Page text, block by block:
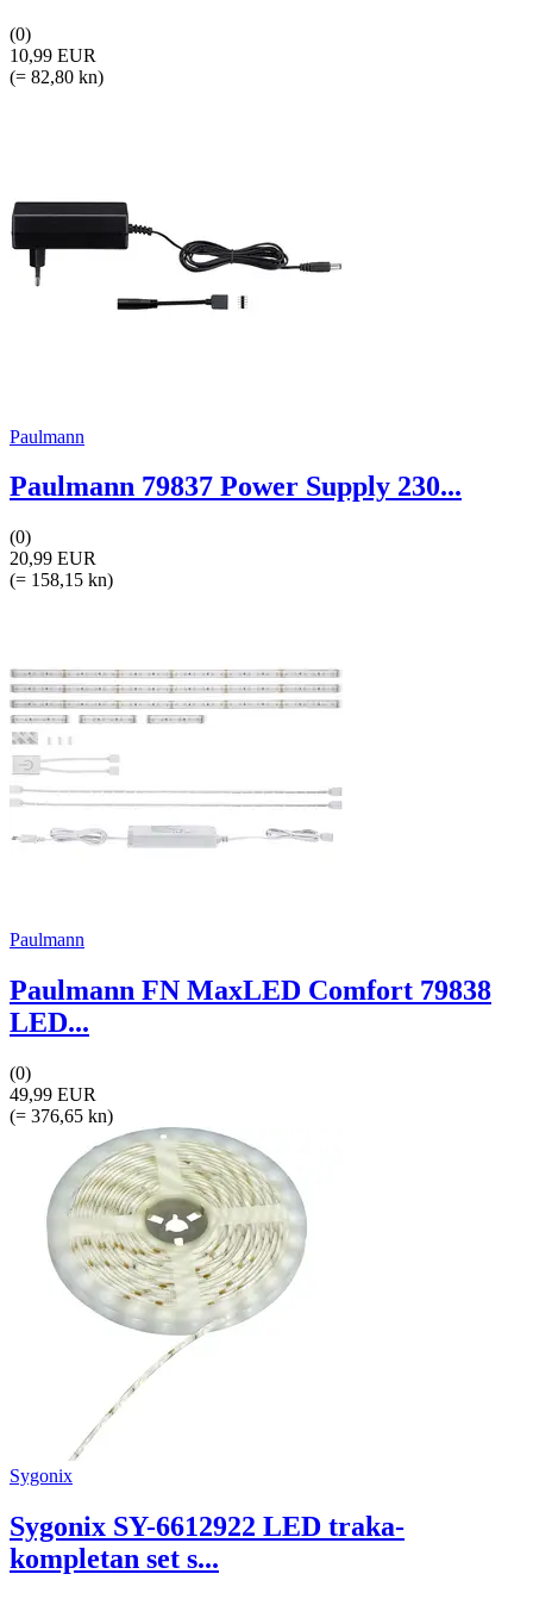
(0)
10,99 EUR
(= 82,80 kn)
Paulmann
Paulmann 79837 Power Supply 230...
(0)
20,99 EUR
(= 158,15 kn)
Paulmann
Paulmann FN MaxLED Comfort 79838
LED...
(0)
49,99 EUR
(= 376,65 kn)
Sygonix
Sygonix SY-6612922 LED traka-
kompletan set s...